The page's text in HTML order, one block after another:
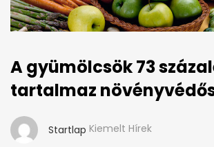
A gyümölcsök 73
tartalmaz
Startlap Kiemelt Hírek